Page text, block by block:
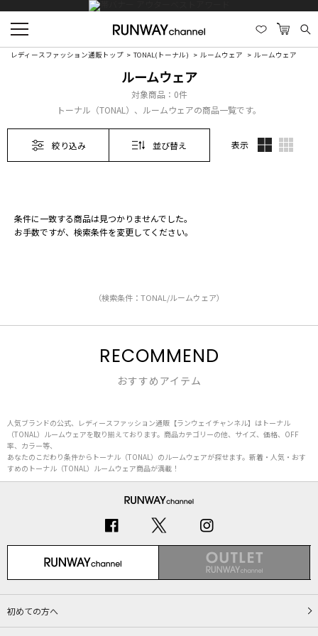
レディースファッション通販トップ TONAL(トーナル) ルームウェア ルームウェア
ルームウェア
対象商品： 0件
トーナル（TONAL）、ルームウェアの商品一覧です。
絞り込み 並び替え 表示
条件に一致する商品は見つかりませんでした。
お手数ですが、検索条件を変更してください。
（検索条件：TONAL/ルームウェア）
RECOMMEND
おすすめアイテム
人気ブランドの公式、レディースファッション通販【ランウェイチャンネル】はトーナル
（TONAL）ルームウェアを取り揃えております。商品カテゴリーの他、サイズ、価格、OFF
率、カラー等、
あなたのこだわり条件からトーナル（TONAL）のルームウェアが探せます。新着・人気・おす
すめのトーナル（TONAL）ルームウェア商品が満載！
初めての方へ